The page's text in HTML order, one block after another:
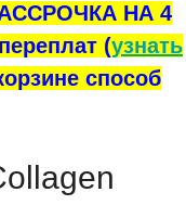
НА 4
(узнать
способ